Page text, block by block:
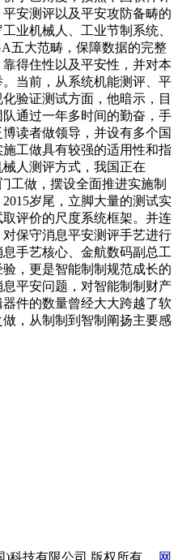
安测评以及平安攻防备畴的
业机械人、工业节制系统、
五大范畴，保障数据的完整
得住性以及平安性，并对本
当前，从系统机能测评、平
验证测试方面，他暗示，目
通过一年多时间的勤奋，手
读者做领导，并设有多个国
工做具有较强的适用性和指
人测评方式，我国正在
工做，摆设全面推进实施制
岁尾，立脚大量的测试实
评价的尺度系统框架。并连
保守消息平安测评手艺进行
手艺核心、金航数码副总工
，更是智能制制规范成长的
平安问题，对智能制制财产
件的数量曾经大大跨越了软
，从制制到智制阐扬主要感
)科技有限公司 版权所有 网